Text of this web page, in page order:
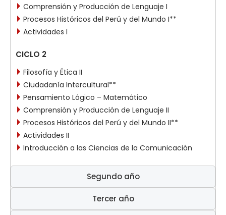
Comprensión y Producción de Lenguaje I
Procesos Históricos del Perú y del Mundo I**
Actividades I
CICLO 2
Filosofía y Ética II
Ciudadanía Intercultural**
Pensamiento Lógico – Matemático
Comprensión y Producción de Lenguaje II
Procesos Históricos del Perú y del Mundo II**
Actividades II
Introducción a las Ciencias de la Comunicación
Segundo año
Tercer año